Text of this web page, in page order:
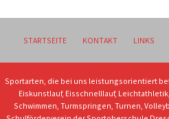
STARTSEITE KONTAKT LINKS
Sportarten, die bei uns leistungsorientiert
Eiskunstlauf, Eisschnelllauf,
Schwimmen, Turmspringen, Turnen,